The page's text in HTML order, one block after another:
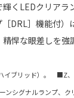
くLEDクリアラ
DRL］機能付
悍な眼差しを強
イブリッド）。 ■Z、
ンシグナルランプ、